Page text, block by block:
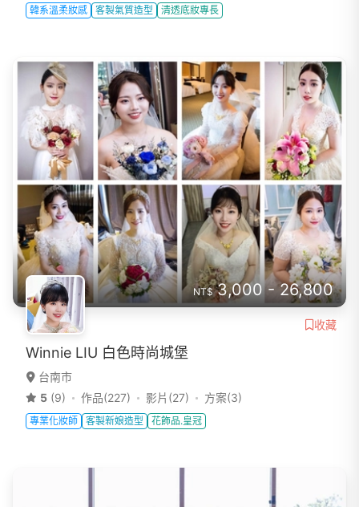
韓系溫柔妝感 客製氣質造型 清透底妝專長
NT$ 3,000 - 26,800
收藏
Winnie LIU 白色時尚城堡
台南市
5 (9) 作品(227) 影片(27) 方案(3)
專業化妝師 客製新娘造型 花飾品.皇冠